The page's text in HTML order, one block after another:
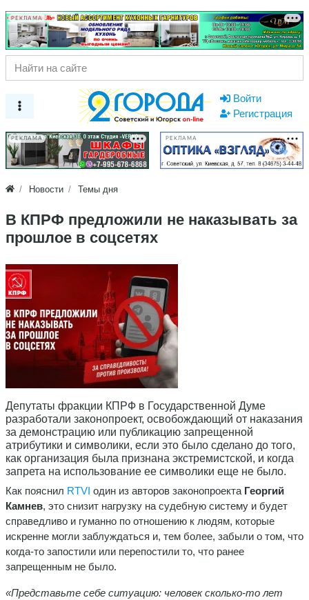
РЕКЛАМА
Войти
Регистрация
РЕКЛАМА РЕКЛАМА
Новости Темы дня
В КПРФ предложили не наказывать за
прошлое в соцсетях
Депутаты фракции КПРФ в Государственной Думе
разработали законопроект, освобождающий от наказания
за демонстрацию или публикацию запрещенной
атрибутики и символики, если это было сделано до того,
как организация была признана экстремистской, и когда
запрета на использование ее символики еще не было.
Как пояснил RTVI один из авторов законопроекта Георгий
Камнев, это снизит нагрузку на судебную систему и будет
справедливо и гуманно по отношению к людям, которые
искренне могли заблуждаться и, тем более, забыли о том, что
когда-то запостили или перепостили то, что ранее
запрещенным не было.
«Представьте себе ситуацию: человек сколько-то лет